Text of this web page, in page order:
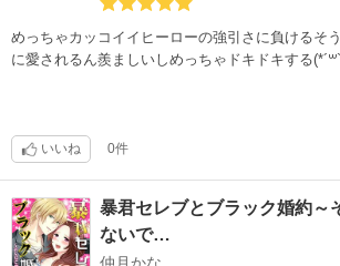
めっちゃカッコイイヒーローの強引さに負けるそ
に愛されるん羨ましいしめっちゃドキドキする
いいね 0件
暴君セレブとブラック婚約～
ないで…